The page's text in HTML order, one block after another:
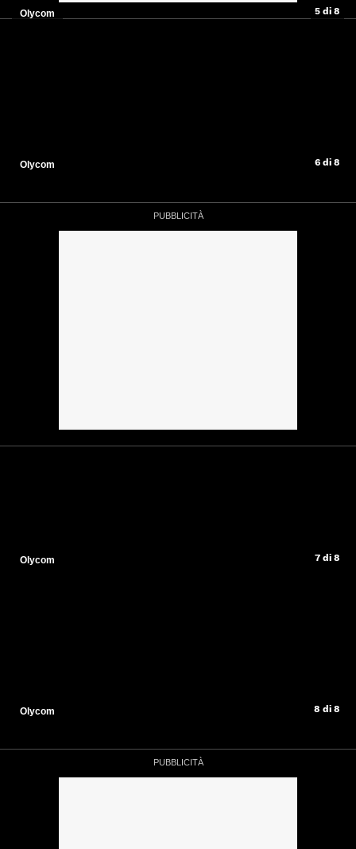
Olycom 5 di 8
Olycom 6 di 8
Olycom 7 di 8
Olycom 8 di 8